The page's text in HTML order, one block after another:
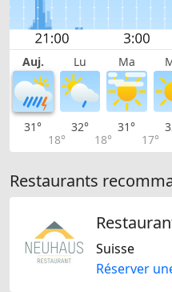
Auj. Lu Ma
31°
18°
32°
18°
31°
17°
Restaurants
Suisse
Réserver